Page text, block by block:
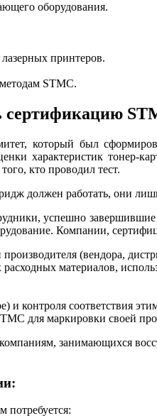
оборудования.
принтеров.
STMC.
сертификацию
который был
характеристик тонер-
кто проводил тест.
должен работать, они
успешно
Компании,
(вендора,
материалов,
и контроля соответствия
для маркировки своей
занимающихся
потребуется: